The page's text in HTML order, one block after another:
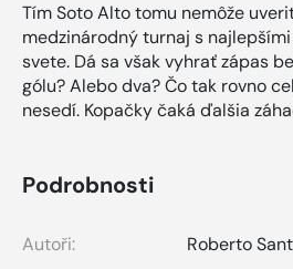
Tím Soto Alto tomu nemôže
medzinárodný turnaj s
svete. Dá sa však vyhrať zápas
gólu? Alebo dva? Čo tak rovno
nesedí. Kopačky čaká ďalšia
Podrobnosti
Autoři:
Roberto